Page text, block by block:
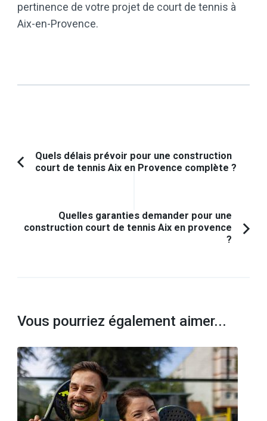
pertinence de votre projet de court de tennis à
Aix-en-Provence.
Navigation
d'article
Article
Quels délais prévoir pour une construction
court de tennis Aix en Provence complète ?
Quelles garanties demander pour une
construction court de tennis Aix en provence
?
Vous pourriez également aimer...